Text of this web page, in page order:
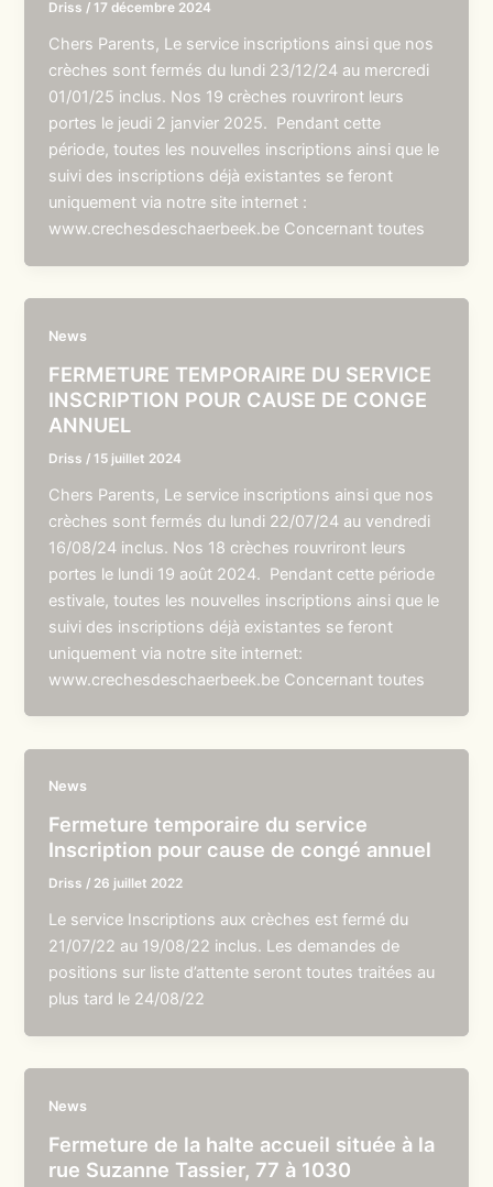
Driss /17 décembre 2024
Chers Parents, Le service inscriptions ainsi que nos
crèches sont fermés du lundi 23/12/24 au mercredi
01/01/25 inclus. Nos 19 crèches rouvriront leurs
portes le jeudi 2 janvier 2025. Pendant cette
période, toutes les nouvelles inscriptions ainsi que le
suivi des inscriptions déjà existantes se feront
uniquement via notre site internet :
www.crechesdeschaerbeek.be Concernant toutes
News
FERMETURE TEMPORAIRE DU SERVICE
INSCRIPTION POUR CAUSE DE CONGE
ANNUEL
Driss /15 juillet 2024
Chers Parents, Le service inscriptions ainsi que nos
crèches sont fermés du lundi 22/07/24 au vendredi
16/08/24 inclus. Nos 18 crèches rouvriront leurs
portes le lundi 19 août 2024. Pendant cette période
estivale, toutes les nouvelles inscriptions ainsi que le
suivi des inscriptions déjà existantes se feront
uniquement via notre site internet:
www.crechesdeschaerbeek.be Concernant toutes
News
Fermeture temporaire du service
Inscription pour cause de congé annuel
Driss / 26 juillet 2022
Le service Inscriptions aux crèches est fermé du
21/07/22 au 19/08/22 inclus. Les demandes de
positions sur liste d’attente seront toutes traitées au
plus tard le 24/08/22
News
Fermeture de la halte accueil située à la
rue Suzanne Tassier, 77 à 1030